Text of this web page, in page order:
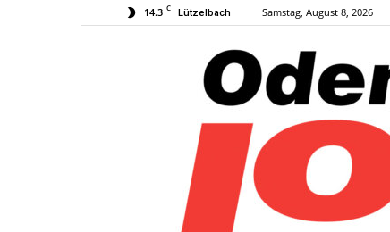
14.3 C Lützelbach Samstag, August 8, 2026